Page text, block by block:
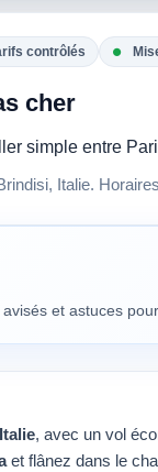
contrôlés
cher
simple entre
Italie.
et astuces
Italie, avec un vol
et flânez dans le